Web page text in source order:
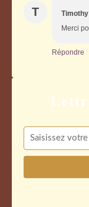
T Timothy
Merci
Répondre